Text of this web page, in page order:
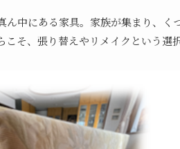
ん中にある家具。家族が集まり、
こそ、張り替えやリメイクという選